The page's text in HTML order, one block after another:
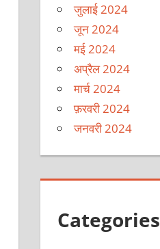
जुलाई 2024
जून 2024
मई 2024
अप्रैल 2024
मार्च 2024
फ़रवरी 2024
जनवरी 2024
Categories